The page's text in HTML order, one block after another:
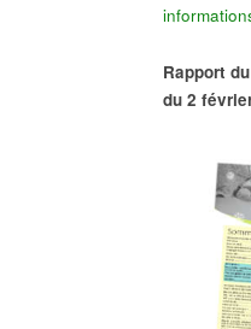
Rapport
du 2